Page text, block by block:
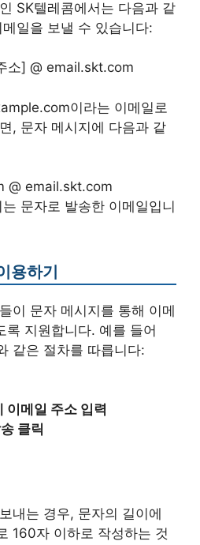
SK텔레콤에서는 다음과 같
일을 보낼 수 있습니다:
소] @ email.skt.com
이라는 이메일로
, 문자 메시지에 다음과 같
@ email.skt.com
문자로 발송한 이메일입니
용하기
이 문자 메시지를 통해 이메
록 지원합니다. 예를 들어
같은 절차를 따릅니다:
이메일 주소 입력
클릭
내는 경우, 문자의 길이에
160자 이하로 작성하는 것